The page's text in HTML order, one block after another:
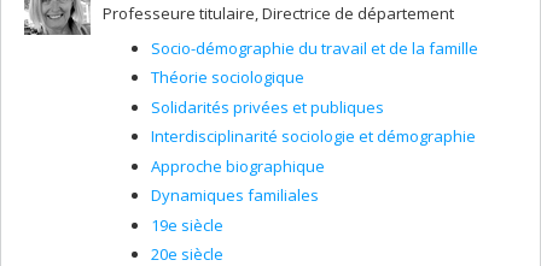
Professeure titulaire, Directrice de département
Socio-démographie du travail et de la famille
Théorie sociologique
Solidarités privées et publiques
Interdisciplinarité sociologie et démographie
Approche biographique
Dynamiques familiales
19e siècle
20e siècle